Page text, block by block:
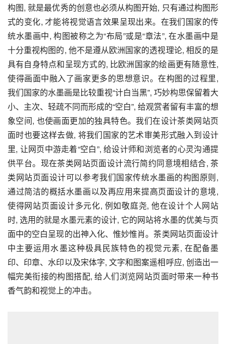
构图, 就是最优秀的创意也必须从构图开始, 只有通过构图形
式的变化, 才能将视觉语言效果呈现出来。在我们国家的传
统水墨画中, 构图被称之为“布局”或是“章法”, 在水墨画中是
十分重视构图的, 他不是遵从欧洲国家的透视理论, 相反的是
具有自身特点和呈现方式的, 比欧洲国家的绘画更有随意性,
使得画面中融入了画家更多的思想意识。在构图的过程里,
我们国家的水墨画是比较重视“计白当黑”, 巧妙构思保留着大
小、主次、轻疏不同而形成的“空白”, 给观赏者留有丰富的想
象空间, 也使画面更加的独具特色。我们在设计茶类网站页
面时也要这样去做, 将我们国家的艺术审美形式融入到设计
里, 让网页中游走着“空白”, 给设计师和浏览者的心灵沟通提
供平台。现在茶类网站页面设计流行简约同意境相结合, 茶
类网站页面设计可以参考我们国家传统水墨画的构图原则,
通过简洁的概括水墨画以及再应用来提高页面设计的意境,
使得网站页面设计多元化, 例如敬庭尧, 他在设计个人网站
时, 选用的就是水墨元素的设计, 它的网站将水墨的优美与页
面中的空白呈现的出神入化、惟妙惟肖。茶类网站页面设计
中主要运用水墨这种极具民族特色的视觉元素, 在配备墨
印、印章、水印以及宋体字, 文字和图案遥相呼应, 创造出一
幅完美衔接的构图搭配, 给人们浏览网站页面时带来一种书
香气韵和视觉上的冲击。